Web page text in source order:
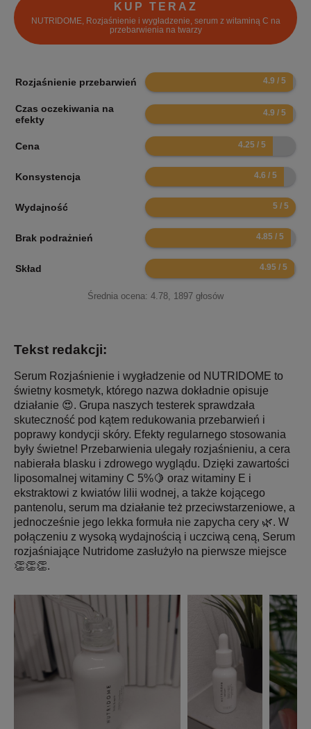
KUP TERAZ
NUTRIDOME, Rozjaśnienie i wygładzenie, serum z witaminą C na
przebarwienia na twarzy
Rozjaśnienie przebarwień 9.8
Czas oczekiwania na
efekty
9.8
Cena 8.5
Konsystencja 9.2
Wydajność 10
Brak podrażnień 9.7
Skład 9.9
Średnia ocena: 4.78, 1897 głosów
Tekst redakcji:
Serum Rozjaśnienie i wygładzenie od NUTRIDOME to
świetny kosmetyk, którego nazwa dokładnie opisuje
działanie 😍. Grupa naszych testerek sprawdzała
skuteczność pod kątem redukowania przebarwień i
poprawy kondycji skóry. Efekty regularnego stosowania
były świetne! Przebarwienia ulegały rozjaśnieniu, a cera
nabierała blasku i zdrowego wyglądu. Dzięki zawartości
liposomalnej witaminy C 5%🍋 oraz witaminy E i
ekstraktowi z kwiatów lilii wodnej, a także kojącego
pantenolu, serum ma działanie też przeciwstarzeniowe, a
jednocześnie jego lekka formuła nie zapycha cery 🌿. W
połączeniu z wysoką wydajnością i uczciwą ceną, Serum
rozjaśniające Nutridome zasłużyło na pierwsze miejsce
👏👏👏.